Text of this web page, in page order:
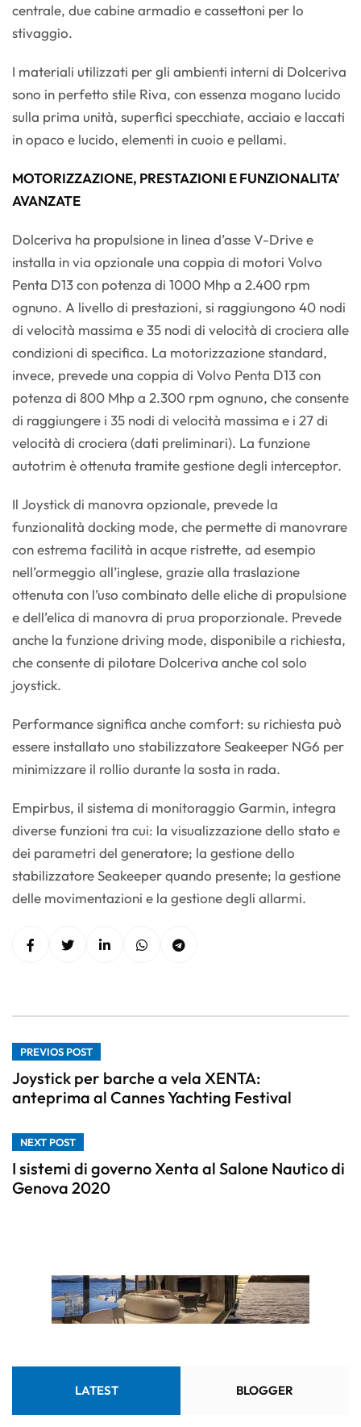
centrale, due cabine armadio e cassettoni per lo
stivaggio.
I materiali utilizzati per gli ambienti interni di Dolceriva
sono in perfetto stile Riva, con essenza mogano lucido
sulla prima unità, superfici specchiate, acciaio e laccati
in opaco e lucido, elementi in cuoio e pellami.
MOTORIZZAZIONE, PRESTAZIONI E FUNZIONALITA’
AVANZATE
Dolceriva ha propulsione in linea d’asse V-Drive e
installa in via opzionale una coppia di motori Volvo
Penta D13 con potenza di 1000 Mhp a 2.400 rpm
ognuno. A livello di prestazioni, si raggiungono 40 nodi
di velocità massima e 35 nodi di velocità di crociera alle
condizioni di specifica. La motorizzazione standard,
invece, prevede una coppia di Volvo Penta D13 con
potenza di 800 Mhp a 2.300 rpm ognuno, che consente
di raggiungere i 35 nodi di velocità massima e i 27 di
velocità di crociera (dati preliminari). La funzione
autotrim è ottenuta tramite gestione degli interceptor.
Il Joystick di manovra opzionale, prevede la
funzionalità docking mode, che permette di manovrare
con estrema facilità in acque ristrette, ad esempio
nell’ormeggio all’inglese, grazie alla traslazione
ottenuta con l’uso combinato delle eliche di propulsione
e dell’elica di manovra di prua proporzionale. Prevede
anche la funzione driving mode, disponibile a richiesta,
che consente di pilotare Dolceriva anche col solo
joystick.
Performance significa anche comfort: su richiesta può
essere installato uno stabilizzatore Seakeeper NG6 per
minimizzare il rollio durante la sosta in rada.
Empirbus, il sistema di monitoraggio Garmin, integra
diverse funzioni tra cui: la visualizzazione dello stato e
dei parametri del generatore; la gestione dello
stabilizzatore Seakeeper quando presente; la gestione
delle movimentazioni e la gestione degli allarmi.
PREVIOS POST
Joystick per barche a vela XENTA:
anteprima al Cannes Yachting Festival
NEXT POST
I sistemi di governo Xenta al Salone Nautico di
Genova 2020
LATEST BLOGGER